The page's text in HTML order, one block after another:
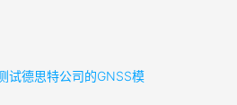
试德思特公司的GNSS模